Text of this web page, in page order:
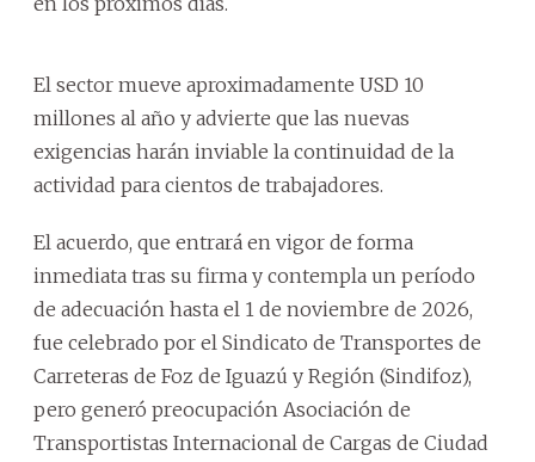
El sector mueve aproximadamente USD 10
millones al año y advierte que las nuevas
exigencias harán inviable la continuidad de la
actividad para cientos de trabajadores.
El acuerdo, que entrará en vigor de forma
inmediata tras su firma y contempla un período
de adecuación hasta el 1 de noviembre de 2026,
fue celebrado por el Sindicato de Transportes de
Carreteras de Foz de Iguazú y Región (Sindifoz),
pero generó preocupación Asociación de
Transportistas Internacional de Cargas de Ciudad